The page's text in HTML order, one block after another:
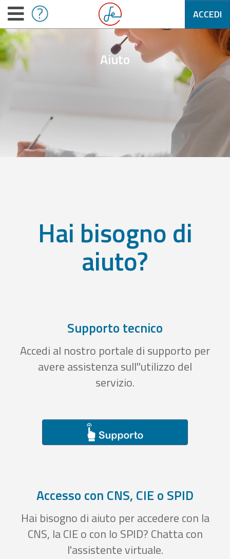
ACCEDI
Aiuto
Hai bisogno di
aiuto?
Supporto tecnico
Accedi al nostro portale di supporto per
avere assistenza sull''utilizzo del
servizio.
Accesso con CNS, CIE o SPID
Hai bisogno di aiuto per accedere con la
CNS, la CIE o con lo SPID? Chatta con
l'assistente virtuale.